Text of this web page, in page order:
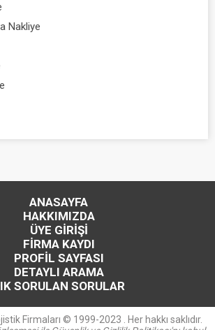
Nakliye
ANASAYFA
HAKKIMIZDA
ÜYE GİRİŞİ
FİRMA KAYDI
PROFİL SAYFASI
DETAYLI ARAMA
SORULAN SORULAR
Firmaları © 1999-2023 . Her hakkı saklıdır.